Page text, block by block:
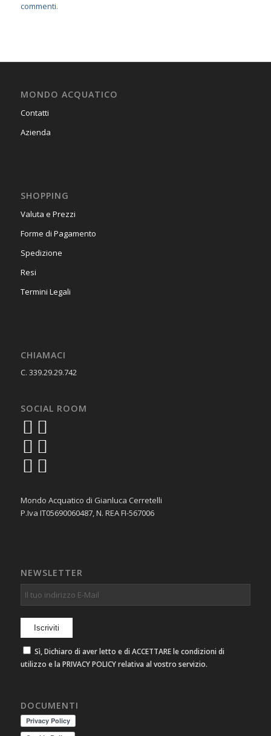
commenti.
MONDO ACQUATICO
Contatti
Azienda
SHOPPING
Valuta e Prezzi
Forme di Pagamento
Spedizione
Resi
Termini Legali
CHIAMACI
C. 339.29.29.742
SOCIAL ROOM
Mondo Acquatico di Gianluca Cerretelli
P.Iva IT05690060487, N. REA FI-567006
NEWSLETTER
Sì, Dichiaro di aver letto e di ACCETTARE le condizioni di
utilizzo e la PRIVACY POLICY relativa al vostro servizio.
DOCUMENTI